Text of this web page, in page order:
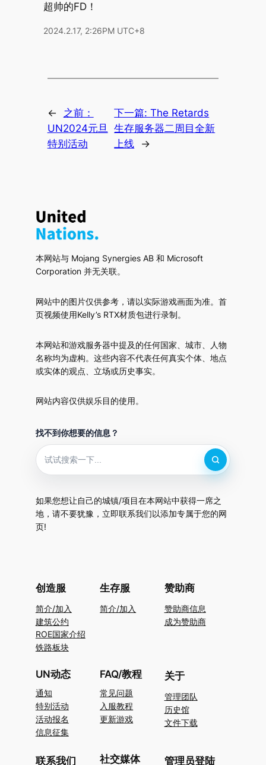
超帅的FD！
2024.2.17, 2:26PM UTC+8
←
之前：
UN2024元旦
特别活动
下一篇:The Retards
生存服务器二周目全新
上线
→
本网站与 Mojang Synergies AB 和 Microsoft
Corporation 并无关联。
网站中的图片仅供参考，请以实际游戏画面为准。首
页视频使用Kelly’s RTX材质包进行录制。
本网站和游戏服务器中提及的任何国家、城市、人物
名称均为虚构。这些内容不代表任何真实个体、地点
或实体的观点、立场或历史事实。
网站内容仅供娱乐目的使用。
找不到你想要的信息？
如果您想让自己的城镇/项目在本网站中获得一席之
地，请不要犹豫，立即联系我们以添加专属于您的网
页!
创造服
简介/加入
建筑公约
ROE国家介绍
铁路板块
生存服
简介/加入
赞助商
赞助商信息
成为赞助商
UN动态
通知
特别活动
活动报名
信息征集
FAQ/教程
常见问题
入服教程
更新游戏
关于
管理团队
历史馆
文件下载
联系我们 社交媒体 管理员登陆